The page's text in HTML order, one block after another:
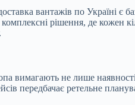
вантажів по Україні є
рішення, де кожен
вимагають не лише
передбачає ретельне